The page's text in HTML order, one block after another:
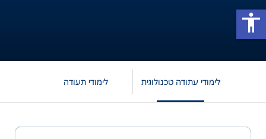
לימודי עתודה טכנולוגית לימודי תעודה
accessibility